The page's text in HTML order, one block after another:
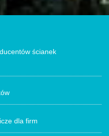
ścianek
dla firm